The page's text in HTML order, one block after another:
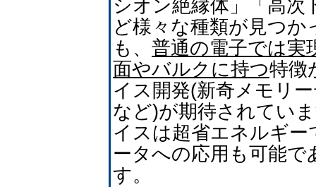
シオン絶縁体」「高次
ど様々な種類が見つ
も、 普通の電子では実
面やバルクに持つ特徴
イス開発(新奇メモリ
など)が期待されてい
イスは超省エネルギ
ータへの応用も可能
す。